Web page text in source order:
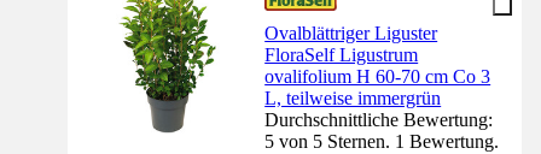
Ovalblättriger Liguster
FloraSelf Ligustrum
ovalifolium H 60-70 cm Co 3
L, teilweise immergrün
Durchschnittliche Bewertung:
5 von 5 Sternen. 1 Bewertung.